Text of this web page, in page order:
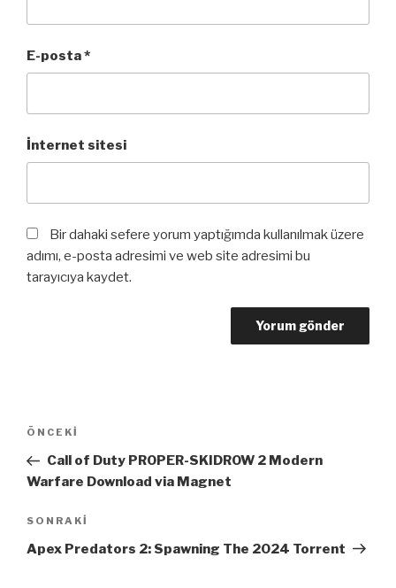
E-posta*
İnternet sitesi
Bir dahaki sefere yorum yaptığımda kullanılmak üzere
adımı, e-posta adresimi ve web site adresimi bu
tarayıcıya kaydet.
Yazı
Önceki
Yazı
ÖNCEKI
Call of Duty PROPER-SKIDROW 2 Modern
Warfare Download via Magnet
Sonraki
Yazı
SONRAKI
Apex Predators 2: Spawning The 2024 Torrent